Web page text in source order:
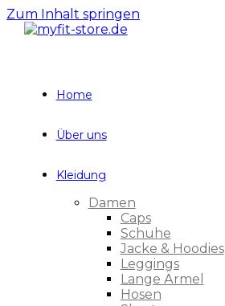
Zum Inhalt springen
Home
Über uns
Kleidung
Damen
Caps
Schuhe
Jacke & Hoodies
Leggings
Lange Ärmel
Hosen